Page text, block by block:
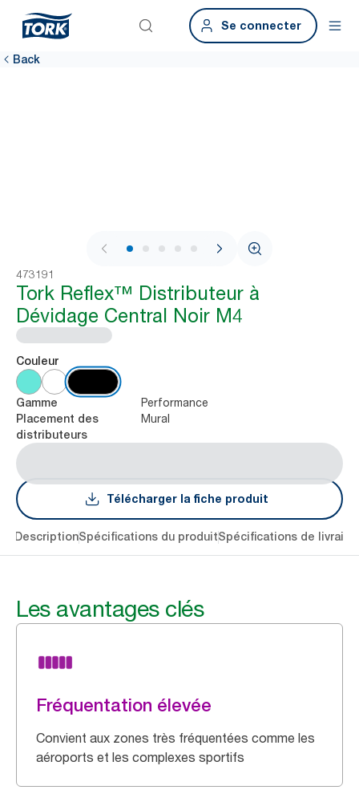
Se connecter
Back
1 / 8
473191
Tork Reflex™ Distributeur à
Dévidage Central Noir M4
Couleur
Gamme Performance
Placement des
distributeurs
Mural
Télécharger la fiche produit
DescriptionSpécifications du produitSpécifications de
Les avantages clés
Fréquentation élevée
Convient aux zones très fréquentées comme les
aéroports et les complexes sportifs